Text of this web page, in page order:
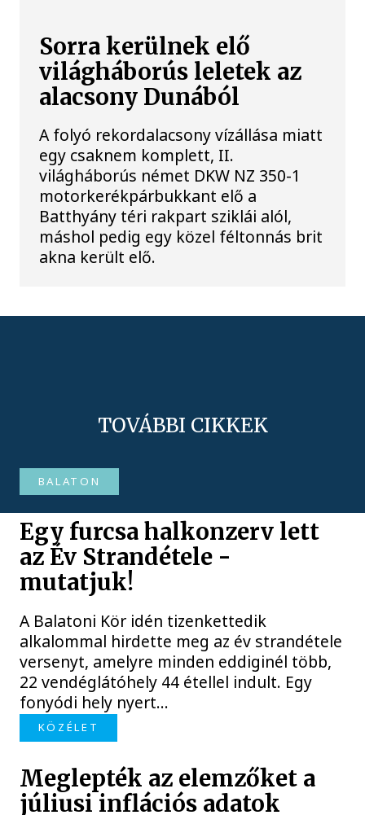
Sorra kerülnek elő
világháborús leletek az
alacsony Dunából
A folyó rekordalacsony vízállása miatt
egy csaknem komplett, II.
világháborús német DKW NZ 350-1
motorkerékpárbukkant elő a
Batthyány téri rakpart sziklái alól,
máshol pedig egy közel féltonnás brit
akna került elő.
TOVÁBBI CIKKEK
BALATON
Egy furcsa halkonzerv lett
az Év Strandétele -
mutatjuk!
A Balatoni Kör idén tizenkettedik
alkalommal hirdette meg az év strandétele
versenyt, amelyre minden eddiginél több,
22 vendéglátóhely 44 étellel indult. Egy
fonyódi hely nyert...
KÖZÉLET
Meglepték az elemzőket a
júliusi inflációs adatok